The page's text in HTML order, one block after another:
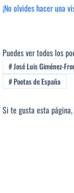
¡No olvides hacer una
Puedes ver todos los
#José Luis Giménez-
#Poetas de España
Si te gusta esta